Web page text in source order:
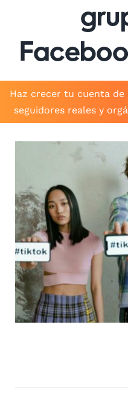
Carrito
Haz crecer tu cuenta de
seguidores reales y